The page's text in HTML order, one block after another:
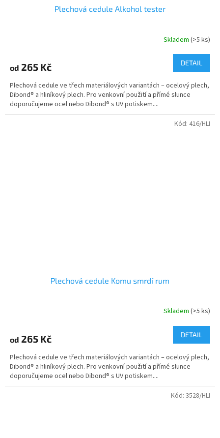
Plechová cedule Alkohol tester
Skladem (>5 ks)
od 265 Kč DETAIL
Plechová cedule ve třech materiálových variantách – ocelový plech,
Dibond® a hliníkový plech. Pro venkovní použití a přímé slunce
doporučujeme ocel nebo Dibond® s UV potiskem....
Plechová cedule Komu smrdí rum
je
z
5
hvězdiček.
Skladem(>5 ks)
od 265 Kč DETAIL
Plechová cedule ve třech materiálových variantách – ocelový plech,
Dibond® a hliníkový plech. Pro venkovní použití a přímé slunce
doporučujeme ocel nebo Dibond® s UV potiskem....
Kód: 416/HLI
Kód: 3528/HLI